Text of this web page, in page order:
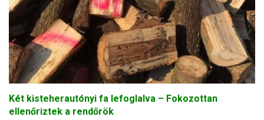
Két kisteherautónyi fa lefoglalva – Fokozottan
ellenőriztek a rendőrök